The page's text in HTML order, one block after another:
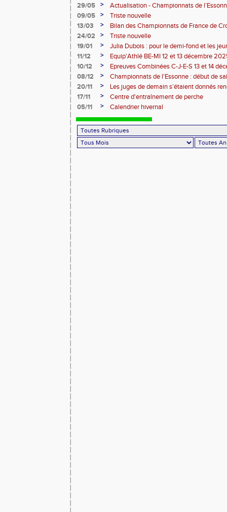
29/05
>
Actualisation - Championnats de
Montgeron
09/05 >
Triste nouvelle
13/03
>
Bilan des Championnats de France de
24/02
>
Triste nouvelle
19/01
>
Julia Dubois : pour le demi-fond et les
11/12
>
Equip'Athlé BE-MI 12 et 13 décembre
10/12
>
Epreuves Combinées C-J-E-S 13 et 14
08/12
>
Championnats de l'Essonne : début de
roues
20/11 >
Les juges de demain s’étaient donnés
17/11
>
Centre d'entraînement de perche
05/11
> Calendrier hivernal